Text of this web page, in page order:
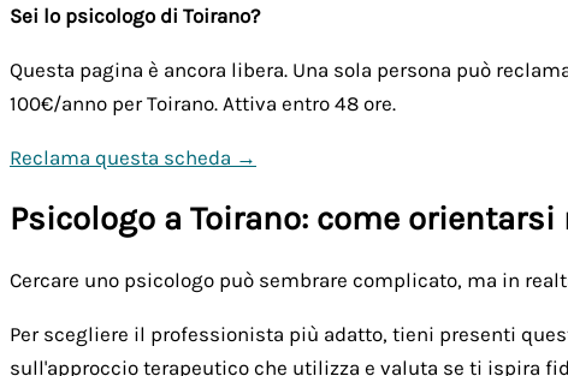
Sei lo psicologo di Toirano?
Questa pagina è ancora libera. Una sola persona può
100€/anno per Toirano. Attiva entro 48 ore.
Reclama questa scheda →
Psicologo a Toirano: come
Cercare uno psicologo può sembrare complicato, ma in
Per scegliere il professionista più adatto, tieni presenti
sull'approccio terapeutico che utilizza e valuta se ti ispira